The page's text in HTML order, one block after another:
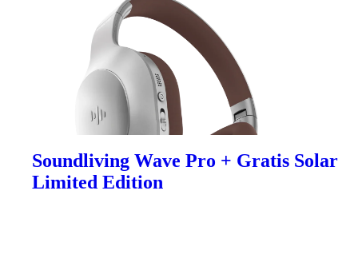
Soundliving Wave Pro + Gratis Solar
Limited Edition